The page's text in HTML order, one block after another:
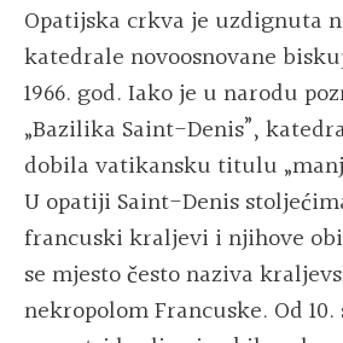
Opatijska crkva je uzdignuta
katedrale novoosnovane
1966. god. Iako je u narodu
„Bazilika Saint-Denis”,
dobila vatikansku titulu
U opatiji Saint-Denis
francuski kraljevi i njihove
se mjesto često naziva
nekropolom Francuske. Od 10.